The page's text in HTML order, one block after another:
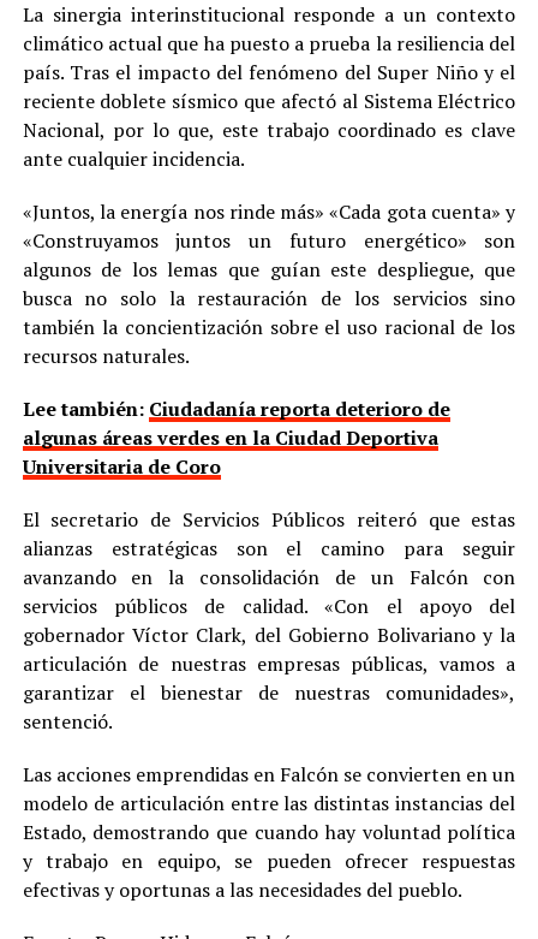
La sinergia interinstitucional responde a un contexto
climático actual que ha puesto a prueba la resiliencia del
país. Tras el impacto del fenómeno del Super Niño y el
reciente doblete sísmico que afectó al Sistema Eléctrico
Nacional, por lo que, este trabajo coordinado es clave
ante cualquier incidencia.
«Juntos, la energía nos rinde más» «Cada gota cuenta» y
«Construyamos juntos un futuro energético» son
algunos de los lemas que guían este despliegue, que
busca no solo la restauración de los servicios sino
también la concientización sobre el uso racional de los
recursos naturales.
Lee también: Ciudadanía reporta deterioro de
algunas áreas verdes en la Ciudad Deportiva
Universitaria de Coro
El secretario de Servicios Públicos reiteró que estas
alianzas estratégicas son el camino para seguir
avanzando en la consolidación de un Falcón con
servicios públicos de calidad. «Con el apoyo del
gobernador Víctor Clark, del Gobierno Bolivariano y la
articulación de nuestras empresas públicas, vamos a
garantizar el bienestar de nuestras comunidades»,
sentenció.
Las acciones emprendidas en Falcón se convierten en un
modelo de articulación entre las distintas instancias del
Estado, demostrando que cuando hay voluntad política
y trabajo en equipo, se pueden ofrecer respuestas
efectivas y oportunas a las necesidades del pueblo.